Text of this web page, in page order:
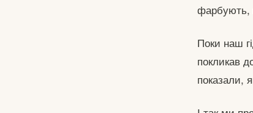
фарбують,
Поки наш
покликав
показали,